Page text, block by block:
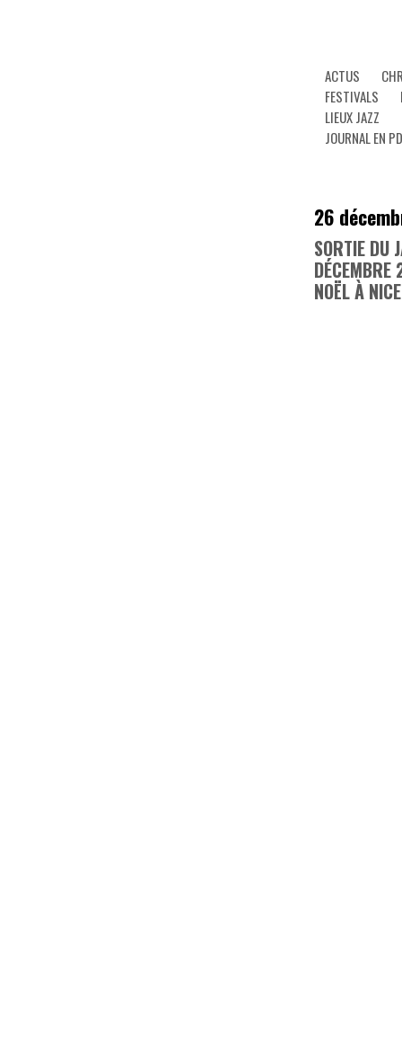
ACTUS
FESTIVALS
LIEUX JAZZ
JOURNAL EN
26
SORTIE DU
NOËL À NICE